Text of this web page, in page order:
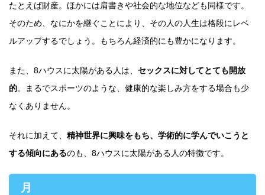
たとえば財産。ほかには肩書きや社会的な地位なども同様です。
そのため、なにかを継ぐことにより、その人の人生は格段にレベ
ルアップするでしょう。もちろん経済的にも豊かになります。
また、8ハウスに太陽がある人は、 セックスに対してとても開放
的。まるでスポーツのような、健康的な楽しみ方をする場合も少
なくありません。
それに加えて、 精神世界に興味をもち、学術的に学んでいこうと
する傾向にあるのも、8ハウスに太陽がある人の特徴です。
月